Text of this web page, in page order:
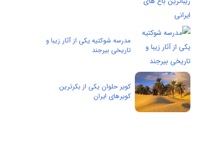
مدرسه شوکتیه یکی از آثار زیبا و
تاریخی بیرجند
کویر حلوان یکی از بکرترین
کویرهای ایران